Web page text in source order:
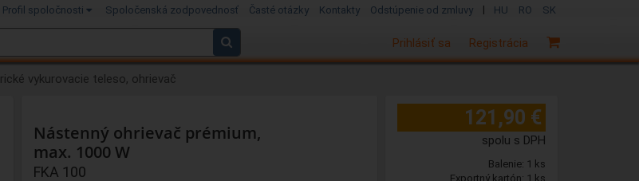
Profil spoločnosti Spoločenská zodpovednosť Časté otázky Kontakty Odstúpenie od zmluvy | HU RO SK
Registrácia
Prihlásiť sa
vykurovacie teleso, ohrievač
Nástenný ohrievač prémium,
max. 1000 W
FKA 100
121,90 €
spolu s DPH
Balenie: 1 ks
Exportný kartón: 1 ks